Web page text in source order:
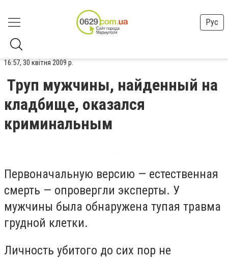
Рус
16:57, 30 квітня 2009 р.
Труп мужчины, найденный на
кладбище, оказался
криминальным
Первоначальную версию — естественная
смерть — опровергли эксперты. У
мужчины была обнаружена тупая травма
грудной клетки.
Личность убитого до сих пор не